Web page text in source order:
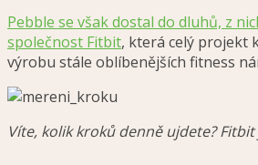
Pebble se však dostal do dluhů, z
společnost Fitbit, která celý projekt
výrobu stále oblíbenějších fitness
Víte, kolik kroků denně ujdete?